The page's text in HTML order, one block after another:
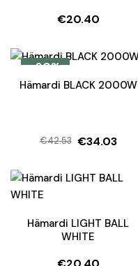
€20.40
-20%
Hämardi BLACK 2000W
€42.53
Algne
oli:
€34.03
Current
is:
Hämardi LIGHT BALL
WHITE